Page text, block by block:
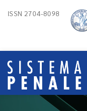
ISSN 2704-8098